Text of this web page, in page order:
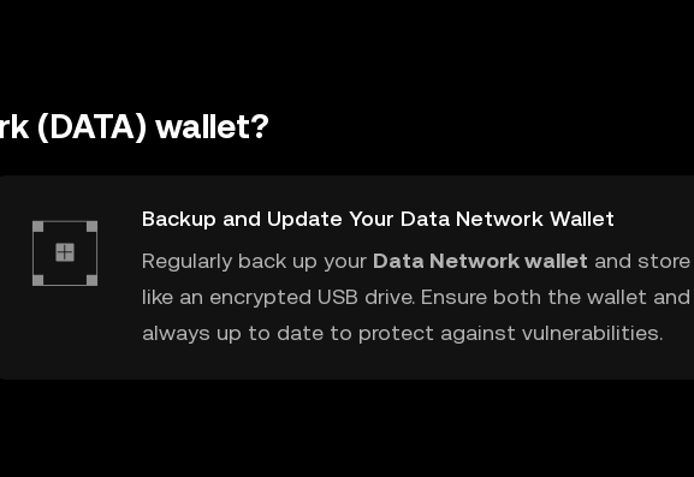
(DATA) wallet?
Backup and Update Your Data Network Wallet
Regularly back up your Data Network wallet and
like an encrypted USB drive. Ensure both the wallet
always up to date to protect against vulnerabilities.